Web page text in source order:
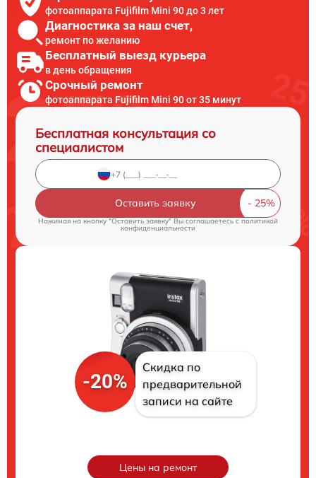
фотоаппарата Fujifilm Mini 90 до 3 лет
Диагностика за наш счет,
ремонт по желанию
Бесплатный выезд курьера
в день обращения
Срочный ремонт
фотоаппарата Fujifilm Mini 90 от 35 минут
Бесплатная консультация со
специалистом
Оставить заявку
Нажимая на кнопку "Оставить заявку" Вы соглашаетесь c политикой
конфиденциальности
-20%
Скидка по
предварительной
записи на сайте
Цены на ремонт